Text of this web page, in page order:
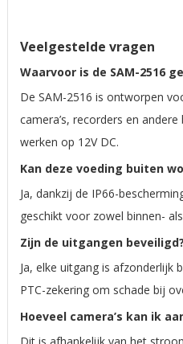
Veelgestelde vragen
Waarvoor is de SAM-2516
De SAM-2516 is ontworpen
camera’s, recorders en
werken op 12V DC.
Kan deze voeding buiten
Ja, dankzij de IP66-
geschikt voor zowel binnen-
Zijn de uitgangen beveiligd?
Ja, elke uitgang is afzonderlijk
PTC-zekering om schade bij
Hoeveel camera’s kan ik